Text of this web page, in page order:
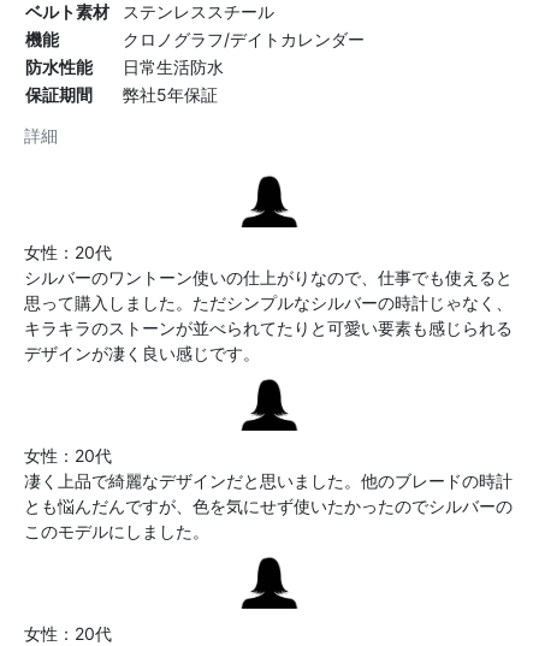
詳細
ベルト素材
ステンレススチール
機能
クロノグラフ/デイトカレンダー
防水性能
日常生活防水
保証期間
弊社5年保証
女性：20代
シルバーのワントーン使いの仕上がりなので、仕事でも使えると
思って購入しました。ただシンプルなシルバーの時計じゃなく、
キラキラのストーンが並べられてたりと可愛い要素も感じられる
デザインが凄く良い感じです。
女性：20代
凄く上品で綺麗なデザインだと思いました。他のブレードの時計
とも悩んだんですが、色を気にせず使いたかったのでシルバーの
このモデルにしました。
女性：20代